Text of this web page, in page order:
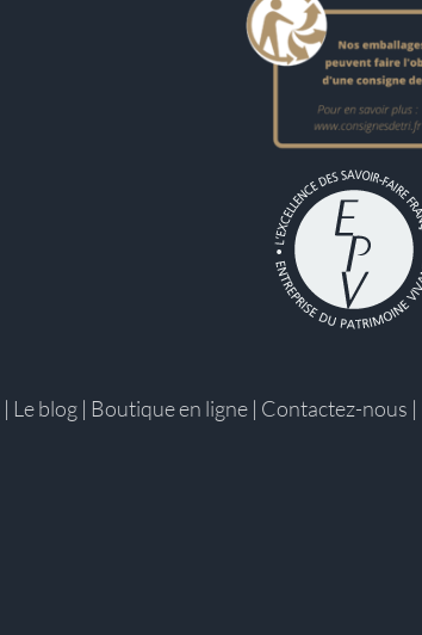
| Le blog | Boutique en ligne | Contactez-nous |